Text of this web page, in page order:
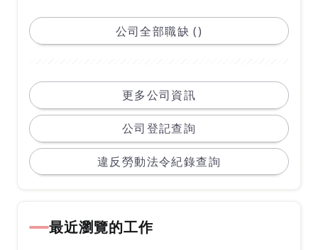
公司全部職缺 ()
更多公司資訊
公司登記查詢
違反勞動法令紀錄查詢
最近瀏覽的工作